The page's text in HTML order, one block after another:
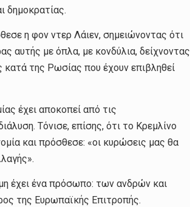
δημοκρατίας.
η φον ντερ Λάιεν, σημειώνοντας ότι
αυτής με όπλα, με κονδύλια, δείχνοντας
της Ρωσίας που έχουν επιβληθεί
έχει αποκοπεί από τις
Τόνισε, επίσης, ότι το Κρεμλίνο
και πρόσθεσε: «οι κυρώσεις μας θα
έχει ένα πρόσωπο: των ανδρών και
της Ευρωπαϊκής Επιτροπής.